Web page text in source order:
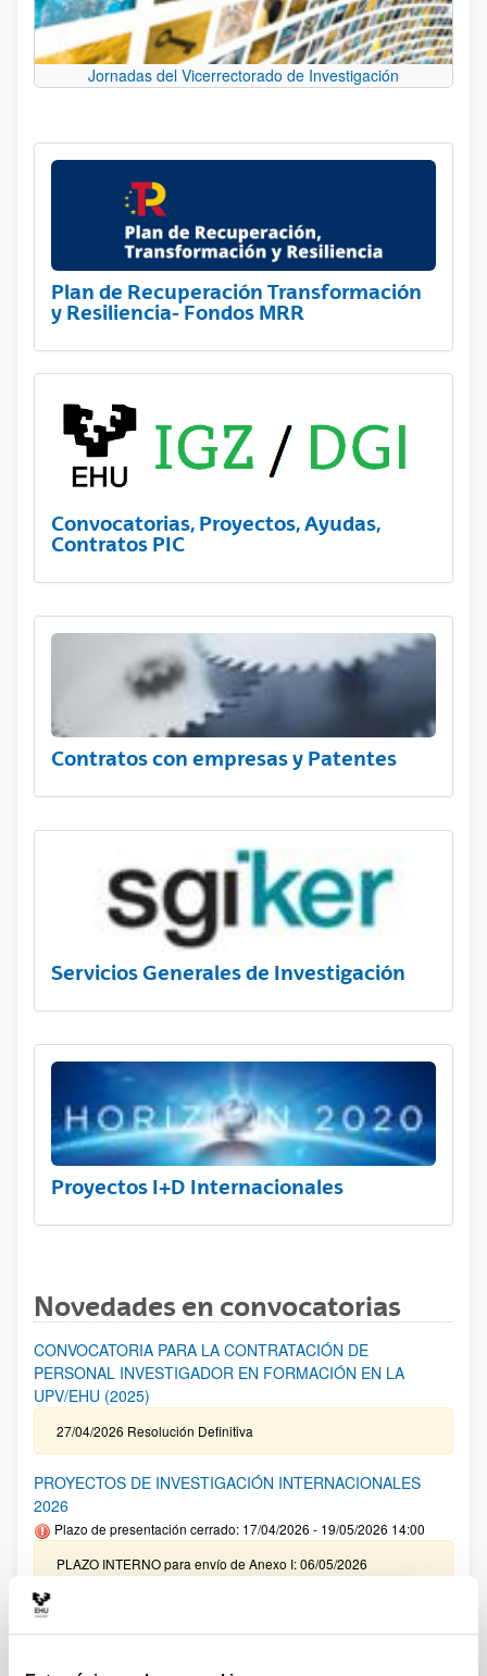
Jornadas del Vicerrectorado de Investigación
Plan de Recuperación Transformación
y Resiliencia- Fondos MRR
Convocatorias, Proyectos, Ayudas,
Contratos PIC
Contratos con empresas y Patentes
Servicios Generales de Investigación
Proyectos I+D Internacionales
Novedades en convocatorias
CONVOCATORIA PARA LA CONTRATACIÓN DE
PERSONAL INVESTIGADOR EN FORMACIÓN EN LA
UPV/EHU (2025)
27/04/2026 Resolución Definitiva
PROYECTOS DE INVESTIGACIÓN INTERNACIONALES
2026
Plazo de presentación cerrado: 17/04/2026 - 19/05/2026 14:00
PLAZO INTERNO para envío de Anexo I: 06/05/2026
(inclusive) / PLAZO INTERNO para solicitar Autorización
14/05/2026